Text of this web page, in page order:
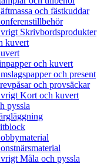
och fästkuddar
Skrivbordsprodukter
kuvert
och kuvert
och present
och provsäckar
Kort och kuvert
pyssla
Måla och pyssla